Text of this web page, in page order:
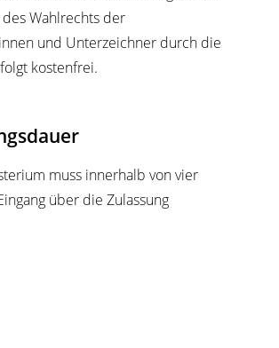
Wahlrechts der
und Unterzeichner durch die
kostenfrei.
muss innerhalb von vier
über die Zulassung